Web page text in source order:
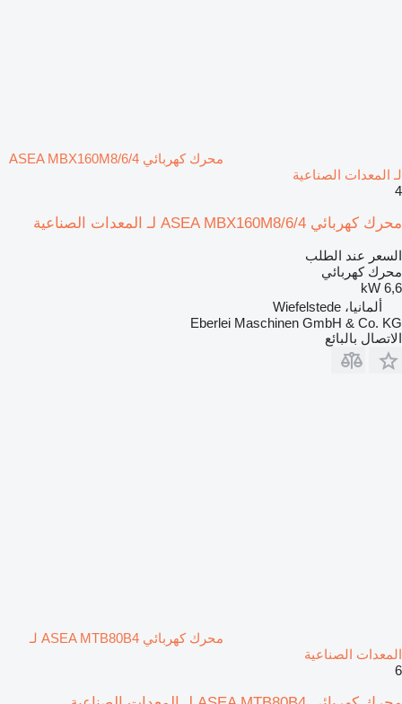
محرك كهربائي ASEA MBX160M8/6/4
لـ المعدات الصناعية
4
محرك كهربائي ASEA MBX160M8/6/4 لـ المعدات الصناعية
السعر عند الطلب
محرك كهربائي
6,6 kW
ألمانيا، Wiefelstede
Eberlei Maschinen GmbH & Co. KG
الاتصال بالبائع
محرك كهربائي ASEA MTB80B4 لـ
المعدات الصناعية
6